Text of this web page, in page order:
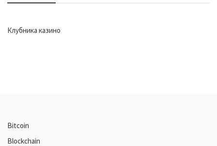
Клубника казино
Bitcoin
Blockchain